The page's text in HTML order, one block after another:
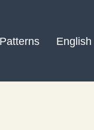
English